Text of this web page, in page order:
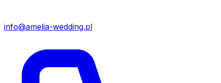
info@amelia-wedding.pl